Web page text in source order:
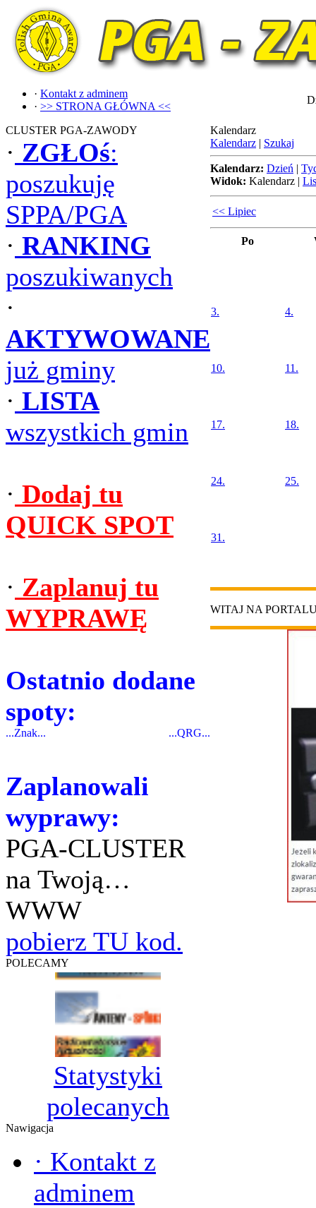
· Kontakt z adminem
· >> STRONA GŁÓWNA <<
CLUSTER PGA-ZAWODY
· ZGŁOś:
poszukuję
SPPA/PGA
· RANKING
poszukiwanych
·
AKTYWOWANE
już gminy
· LISTA
wszystkich gmin
· Dodaj tu
QUICK SPOT
· Zaplanuj tu
WYPRAWĘ
Ostatnio dodane
spoty:
...Znak... ...QRG...
Zaplanowali
wyprawy:
PGA-CLUSTER
na Twoją…
WWW
pobierz TU kod.
POLECAMY
Statystyki
polecanych
Nawigacja
· Kontakt z
adminem
Kalendarz
Kalendarz | Szukaj
Kalendarz: Dzień |
Widok: Kalendarz |
<< Lipiec
Po
3. 4.
10. 11.
17. 18.
24. 25.
31.
WITAJ NA